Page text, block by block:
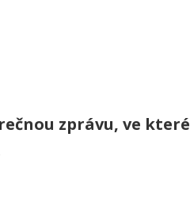
zprávu, ve které